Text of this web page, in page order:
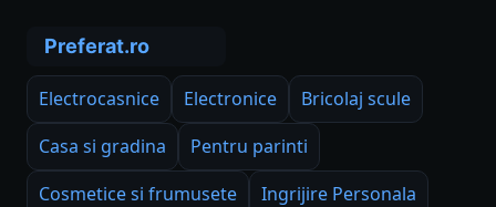
Electrocasnice Electronice
Bricolaj scule
Casa si gradina
Pentru parinti
Cosmetice si frumusete
Ingrijire Personala